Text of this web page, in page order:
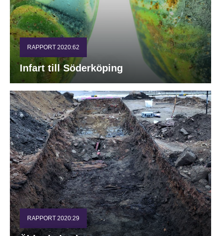
RAPPORT 2020:62
Infart till Söderköping
RAPPORT 2020:29